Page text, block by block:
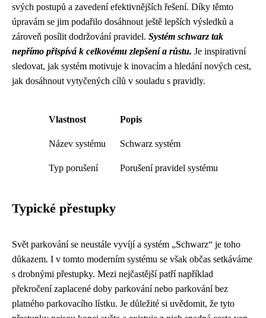
svých postupů a zavedení efektivnějších řešení. Díky těmto
úpravám se jim podařilo dosáhnout ještě lepších výsledků a
zároveň posílit dodržování pravidel. Systém schwarz tak
nepřímo přispívá k celkovému zlepšení a růstu. Je inspirativní
sledovat, jak systém motivuje k inovacím a hledání nových cest,
jak dosáhnout vytyčených cílů v souladu s pravidly.
Vlastnost Popis
Název systému Schwarz systém
Typ porušení Porušení pravidel systému
Typické přestupky
Svět parkování se neustále vyvíjí a systém „Schwarz“ je toho
důkazem. I v tomto moderním systému se však občas setkáváme
s drobnými přestupky. Mezi nejčastější patří například
překročení zaplacené doby parkování nebo parkování bez
platného parkovacího lístku. Je důležité si uvědomit, že tyto